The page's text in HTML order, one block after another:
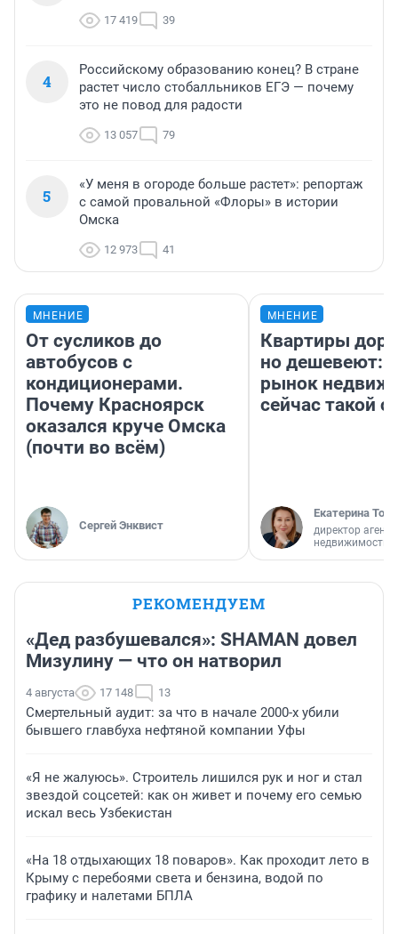
17 419 39
4
Российскому образованию конец? В стране
растет число стобалльников ЕГЭ — почему
это не повод для радости
13 057 79
5
«У меня в огороде больше растет»: репортаж
с самой провальной «Флоры» в истории
Омска
12 973 41
МНЕНИЕ
От сусликов до
автобусов с
кондиционерами.
Почему Красноярск
оказался круче Омска
(почти во всём)
Сергей Энквист
МНЕНИЕ
Квартиры
но дешевеют:
рынок
сейчас такой
Екатерина
директор
недвижимости
РЕКОМЕНДУЕМ
«Дед разбушевался»: SHAMAN довел
Мизулину — что он натворил
4 августа 17 148 13
Смертельный аудит: за что в начале 2000-х убили
бывшего главбуха нефтяной компании Уфы
«Я не жалуюсь». Строитель лишился рук и ног и стал
звездой соцсетей: как он живет и почему его семью
искал весь Узбекистан
«На 18 отдыхающих 18 поваров». Как проходит лето в
Крыму с перебоями света и бензина, водой по
графику и налетами БПЛА